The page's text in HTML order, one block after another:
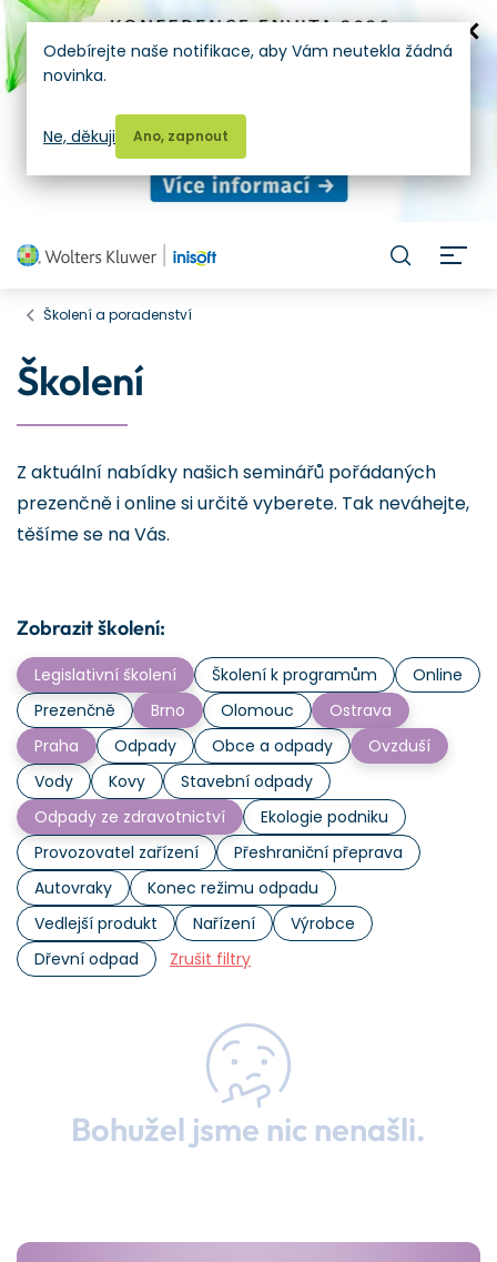
Školení a poradenství
Školení
Z aktuální nabídky našich seminářů pořádaných
prezenčně i online si určitě vyberete. Tak neváhejte,
těšíme se na Vás.
Zobrazit školení:
Legislativní školení Školení k programům
Online
Prezenčně
Brno Olomouc
Ostrava
Praha
Odpady Obce a odpady
Ovzduší
Vody
Kovy
Stavební odpady
Odpady ze zdravotnictví
Ekologie podniku
Provozovatel zařízení
Přeshraniční přeprava
Autovraky
Konec režimu odpadu
Vedlejší produkt
Nařízení
Výrobce
Dřevní odpad
Zrušit filtry
Bohužel jsme nic nenašli.
Odebírejte naše notifikace, aby Vám neutekla žádná
novinka.
Ano, zapnout
Ne, děkuji